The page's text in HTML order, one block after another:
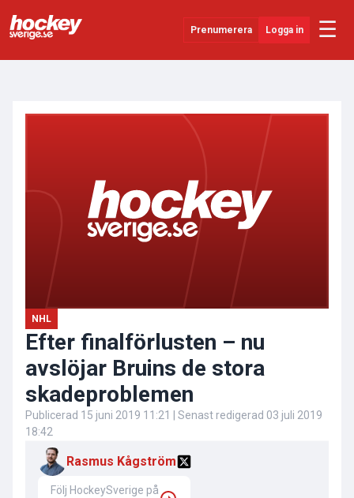
Prenumerera Logga in ☰
NHL
Efter finalförlusten – nu
avslöjar Bruins de stora
skadeproblemen
Publicerad 15 juni 2019 11:21 | Senast redigerad 03 juli 2019
18:42
Rasmus Kågström
Följ HockeySverige på